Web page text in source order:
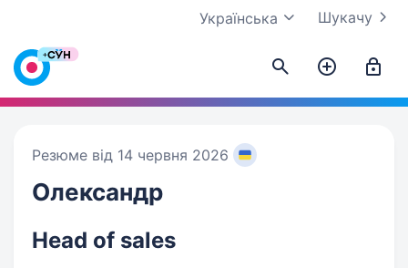
Шукачу
Українська
Резюме від 14 червня 2026
Олександр
Head of sales